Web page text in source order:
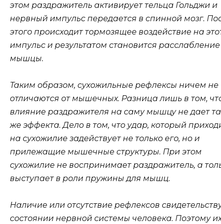
этом раздражитель активирует тельца Гольджи и
нервный импульс передается в спинной мозг.
этого происходит тормозящее воздействие на
импульс и результатом становится расслабление
мышцы.
Таким образом, сухожильные рефлексы ничем не
отличаются от мышечных. Разница лишь в том,
влияние раздражителя на саму мышцу не дает
же эффекта. Дело в том, что удар, который
на сухожилие задействует не только его, но и
прилежащие мышечные структуры. При этом
сухожилие не воспринимает раздражитель, а
выступает в роли пружины для мышц.
Наличие или отсутствие рефлексов
состоянии нервной системы человека. Поэтому